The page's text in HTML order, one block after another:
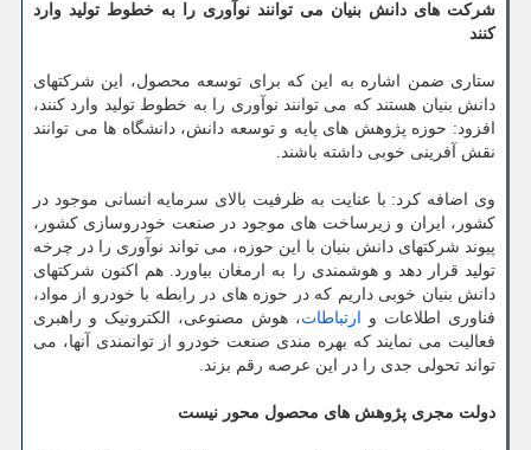
شرکت های دانش بنیان می توانند نوآوری را به خطوط تولید وارد
کنند
ستاری ضمن اشاره به این که برای توسعه محصول، این شرکتهای
دانش بنیان هستند که می توانند نوآوری را به خطوط تولید وارد کنند،
افزود: حوزه پژوهش های پایه و توسعه دانش، دانشگاه ها می توانند
نقش آفرینی خوبی داشته باشند.
وی اضافه کرد: با عنایت به ظرفیت بالای سرمایه انسانی موجود در
کشور، ایران و زیرساخت های موجود در صنعت خودروسازی کشور،
پیوند شرکتهای دانش بنیان با این حوزه، می تواند نوآوری را در چرخه
تولید قرار دهد و هوشمندی را به ارمغان بیاورد. هم اکنون شرکتهای
دانش بنیان خوبی داریم که در حوزه های در رابطه با خودرو از مواد،
فناوری اطلاعات و
ارتباطات، هوش مصنوعی، الکترونیک و راهبری
فعالیت می نمایند که بهره مندی صنعت خودرو از توانمندی آنها، می
تواند تحولی جدی را در این عرصه رقم بزند.
دولت مجری پژوهش های محصول محور نیست